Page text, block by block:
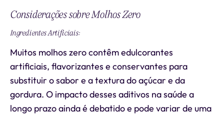
Considerações sobre Molhos Zero
Ingredientes Artificiais:
Muitos molhos zero contêm edulcorantes
artificiais, flavorizantes e conservantes para
substituir o sabor e a textura do açúcar e da
gordura. O impacto desses aditivos na saúde a
longo prazo ainda é debatido e pode variar de uma